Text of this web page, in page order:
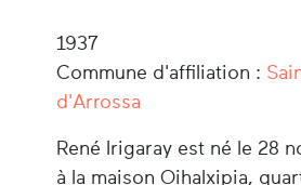
1937
Commune d'affiliation :
d'Arrossa
René Irigaray est né le 28
à la maison Oihalxipia,